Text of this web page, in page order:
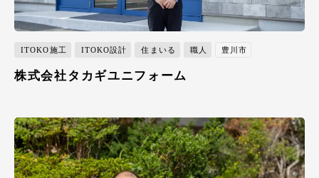
ITOKO施工 ITOKO設計 住まいる 職人 豊川市
株式会社タカギユニフォーム